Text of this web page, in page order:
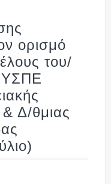
ορισμό
του/
Δ/θμιας